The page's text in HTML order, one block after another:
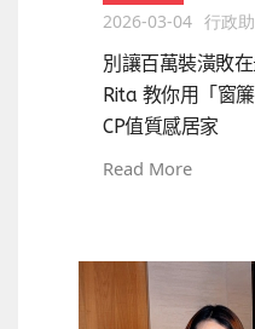
2026-03-04 行政
別讓百萬裝潢敗
Rita 教你用「窗
CP值質感居家
Read More